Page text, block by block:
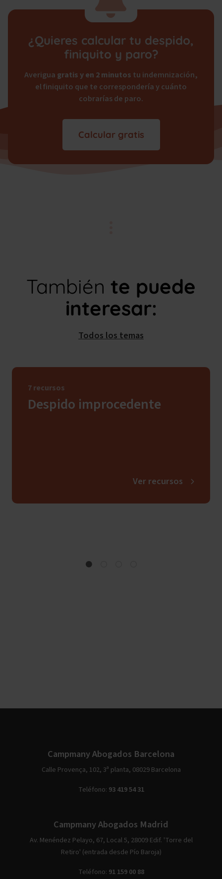
¿Quieres calcular tu despido,
finiquito y paro?
Averigua gratis y en 2 minutos tu indemnización,
el finiquito que te correspondería y cuánto
cobrarías de paro.
Calcular gratis
También te puede
interesar:
Todos los temas
7 recursos
Despido improcedente
Ver recursos
Campmany Abogados Barcelona
Calle Provença, 102, 3ª planta, 08029 Barcelona
Teléfono: 93 419 54 31
Campmany Abogados Madrid
Av. Menéndez Pelayo, 67, Local 5, 28009 Edif. 'Torre del
Retiro' (entrada desde Pío Baroja)
Teléfono: 91 159 00 88